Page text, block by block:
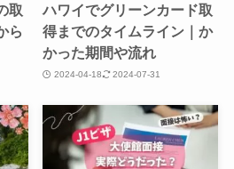
取
ら
ハワイでグリーンカード取
得までのタイムライン｜か
かった期間や流れ
2024-04-18 2024-07-31